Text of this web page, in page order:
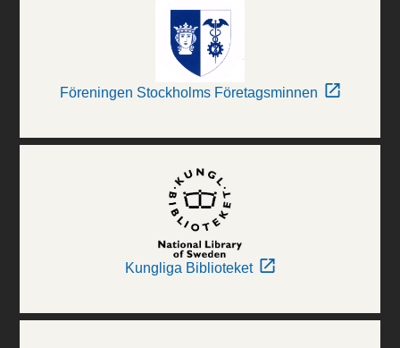
Föreningen Stockholms Företagsminnen
Kungliga Biblioteket